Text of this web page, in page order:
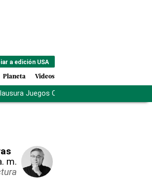
a edición USA
Planeta Videos
Juegos Centroamericanos
m.